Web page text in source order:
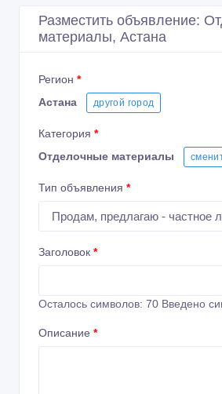
Разместить объявление:
материалы, Астана
Регион *
Астана
другой город
Категория *
Отделочные материалы
Тип объявления *
Заголовок *
Осталось символов: 70 Введено
Описание *